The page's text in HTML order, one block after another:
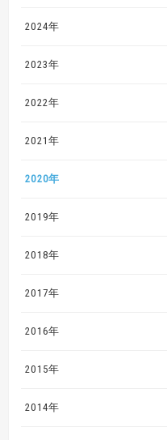
2024年
2023年
2022年
2021年
2020年
2019年
2018年
2017年
2016年
2015年
2014年